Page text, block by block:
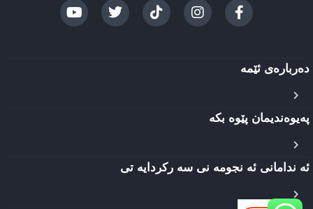
دەربارەی ئێمه
پەیوەندیمان پێوە بکە
ئه ندامانی ئه نجومه نی سه رکردایه تی
AR
EN